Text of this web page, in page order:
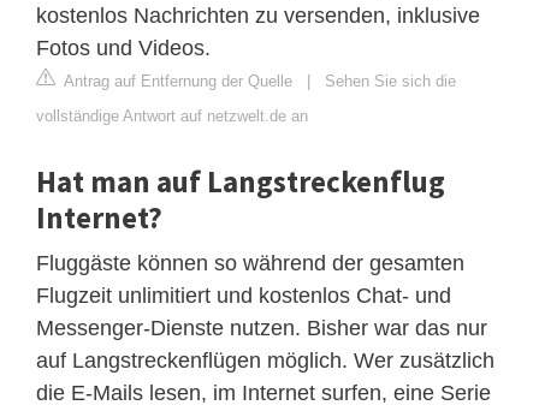
kostenlos Nachrichten zu versenden, inklusive
Fotos und Videos.
Antrag auf Entfernung der Quelle | Sehen Sie sich die
vollständige Antwort auf netzwelt.de an
Hat man auf Langstreckenflug
Internet?
Fluggäste können so während der gesamten
Flugzeit unlimitiert und kostenlos Chat- und
Messenger-Dienste nutzen. Bisher war das nur
auf Langstreckenflügen möglich. Wer zusätzlich
die E-Mails lesen, im Internet surfen, eine Serie